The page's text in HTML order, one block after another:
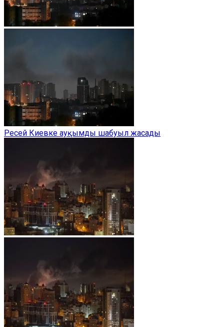
Ресей Киевке ауқымды шабуыл жасады